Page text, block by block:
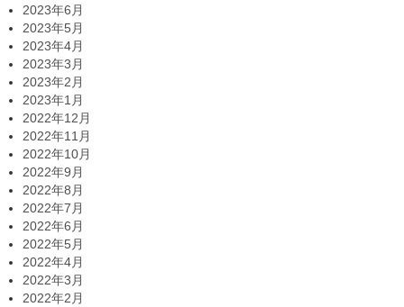
2023年6月
2023年5月
2023年4月
2023年3月
2023年2月
2023年1月
2022年12月
2022年11月
2022年10月
2022年9月
2022年8月
2022年7月
2022年6月
2022年5月
2022年4月
2022年3月
2022年2月